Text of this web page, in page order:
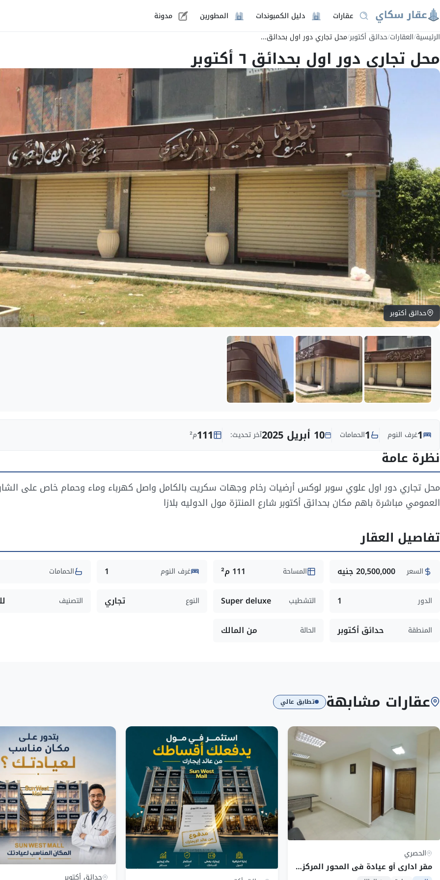
عقارات دليل الكمبوندات المطورين مدونة
الرئيسية/العقارات/حدائق أكتوبر/محل تجاري دور اول بحدائق...
محل تجاري دور اول بحدائق ٦ أكتوبر
حدائق أكتوبر
1غرف النوم 1الحمامات 10 أبريل 2025 آخر تحديث: 111م²
نظرة عامة
محل تجاري دور اول علوي سوبر لوكس أرضيات رخام وجهات سكريت بالكامل واصل كهرباء وماء وحمام خاص على
العمومي مباشرة باهم مكان بحدائق أكتوبر شارع المنتزة مول الدوليه بلازا
تفاصيل العقار
السعر 20,500,000 جنيه المساحة 111 م² غرف النوم 1 الحمامات
الدور 1 التشطيب Super deluxe النوع تجاري التصنيف
المنطقة حدائق أكتوبر الحالة من المالك
عقارات مشابهة تطابق عالي
الحصري
مقر اداري أو عيادة فى المحور المركزي أمام محطة مونوريل الحصري مباشرة للبيع